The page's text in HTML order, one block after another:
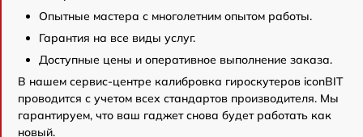
Опытные мастера с многолетним опытом работы.
Гарантия на все виды услуг.
Доступные цены и оперативное выполнение заказа.
В нашем сервис-центре калибровка гироскутеров iconBIT
проводится с учетом всех стандартов производителя. Мы
гарантируем, что ваш гаджет снова будет работать как
новый.